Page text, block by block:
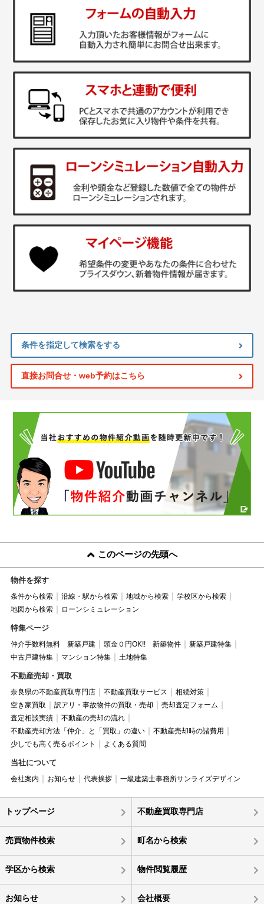
条件を指定して検索をする
直接お問合せ・web予約はこちら
このページの先頭へ
物件を探す
条件から検索 沿線・駅から検索 地域から検索
学校区から検索
地図から検索
ローンシミュレーション
特集ページ
仲介手数料無料 新築戸建 頭金０円OK!! 新築物件
新築戸建特集
中古戸建特集
マンション特集 土地特集
不動産売却・買取
奈良県の不動産買取専門店 不動産買取サービス
相続対策
空き家買取
訳アリ・事故物件の買取・売却
売却査定フォーム
査定相談実績
不動産の売却の流れ
不動産売却方法「仲介」と「買取」の違い
不動産売却時の諸費用
少しでも高く売るポイント
よくある質問
当社について
会社案内 お知らせ 代表挨拶 一級建築士事務所サンライズデザイン
トップページ 不動産買取専門店
売買物件検索 町名から検索
学区から検索 物件閲覧履歴
お知らせ 会社概要